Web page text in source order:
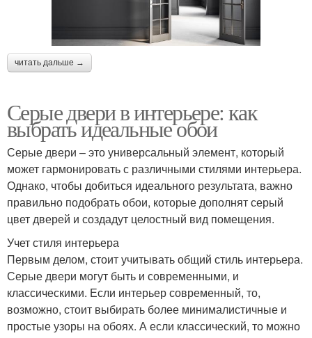
читать дальше →
Серые двери в интерьере: как
выбрать идеальные обои
Серые двери – это универсальный элемент, который
может гармонировать с различными стилями интерьера.
Однако, чтобы добиться идеального результата, важно
правильно подобрать обои, которые дополнят серый
цвет дверей и создадут целостный вид помещения.
Учет стиля интерьера
Первым делом, стоит учитывать общий стиль интерьера.
Серые двери могут быть и современными, и
классическими. Если интерьер современный, то,
возможно, стоит выбирать более минималистичные и
простые узоры на обоях. А если классический, то можно